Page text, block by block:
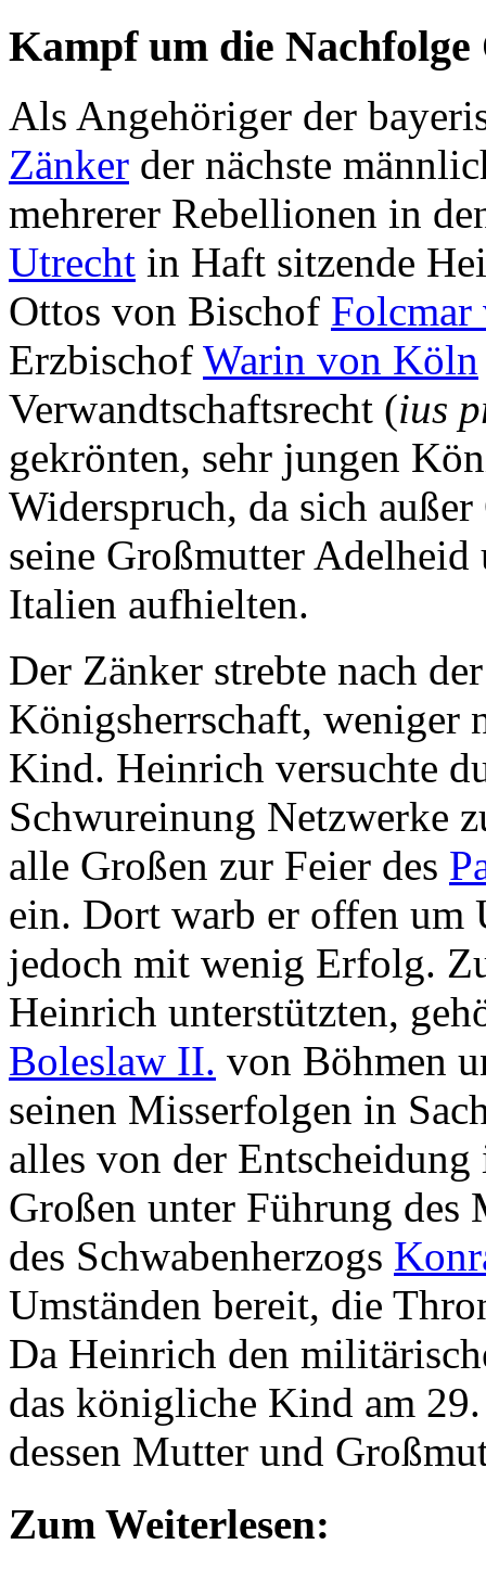
Kampf um die
Als Angehöriger der
Zänker der nächste
mehrerer Rebellionen in
Utrecht in Haft sitzende
Ottos von Bischof Folcmar
Erzbischof Warin von Köln
Verwandtschaftsrecht (ius
gekrönten, sehr jungen
Widerspruch, da sich
seine Großmutter Adelheid
Italien aufhielten.
Der Zänker strebte nach
Königsherrschaft, weniger
Kind. Heinrich versuchte
Schwureinung Netzwerke
alle Großen zur Feier des
ein. Dort warb er offen um
jedoch mit wenig Erfolg.
Heinrich unterstützten,
Boleslaw II. von Böhmen
seinen Misserfolgen in
alles von der
Großen unter Führung
des Schwabenherzogs
Umständen bereit, die
Da Heinrich den
das königliche Kind am
dessen Mutter und
Zum Weiterlesen: